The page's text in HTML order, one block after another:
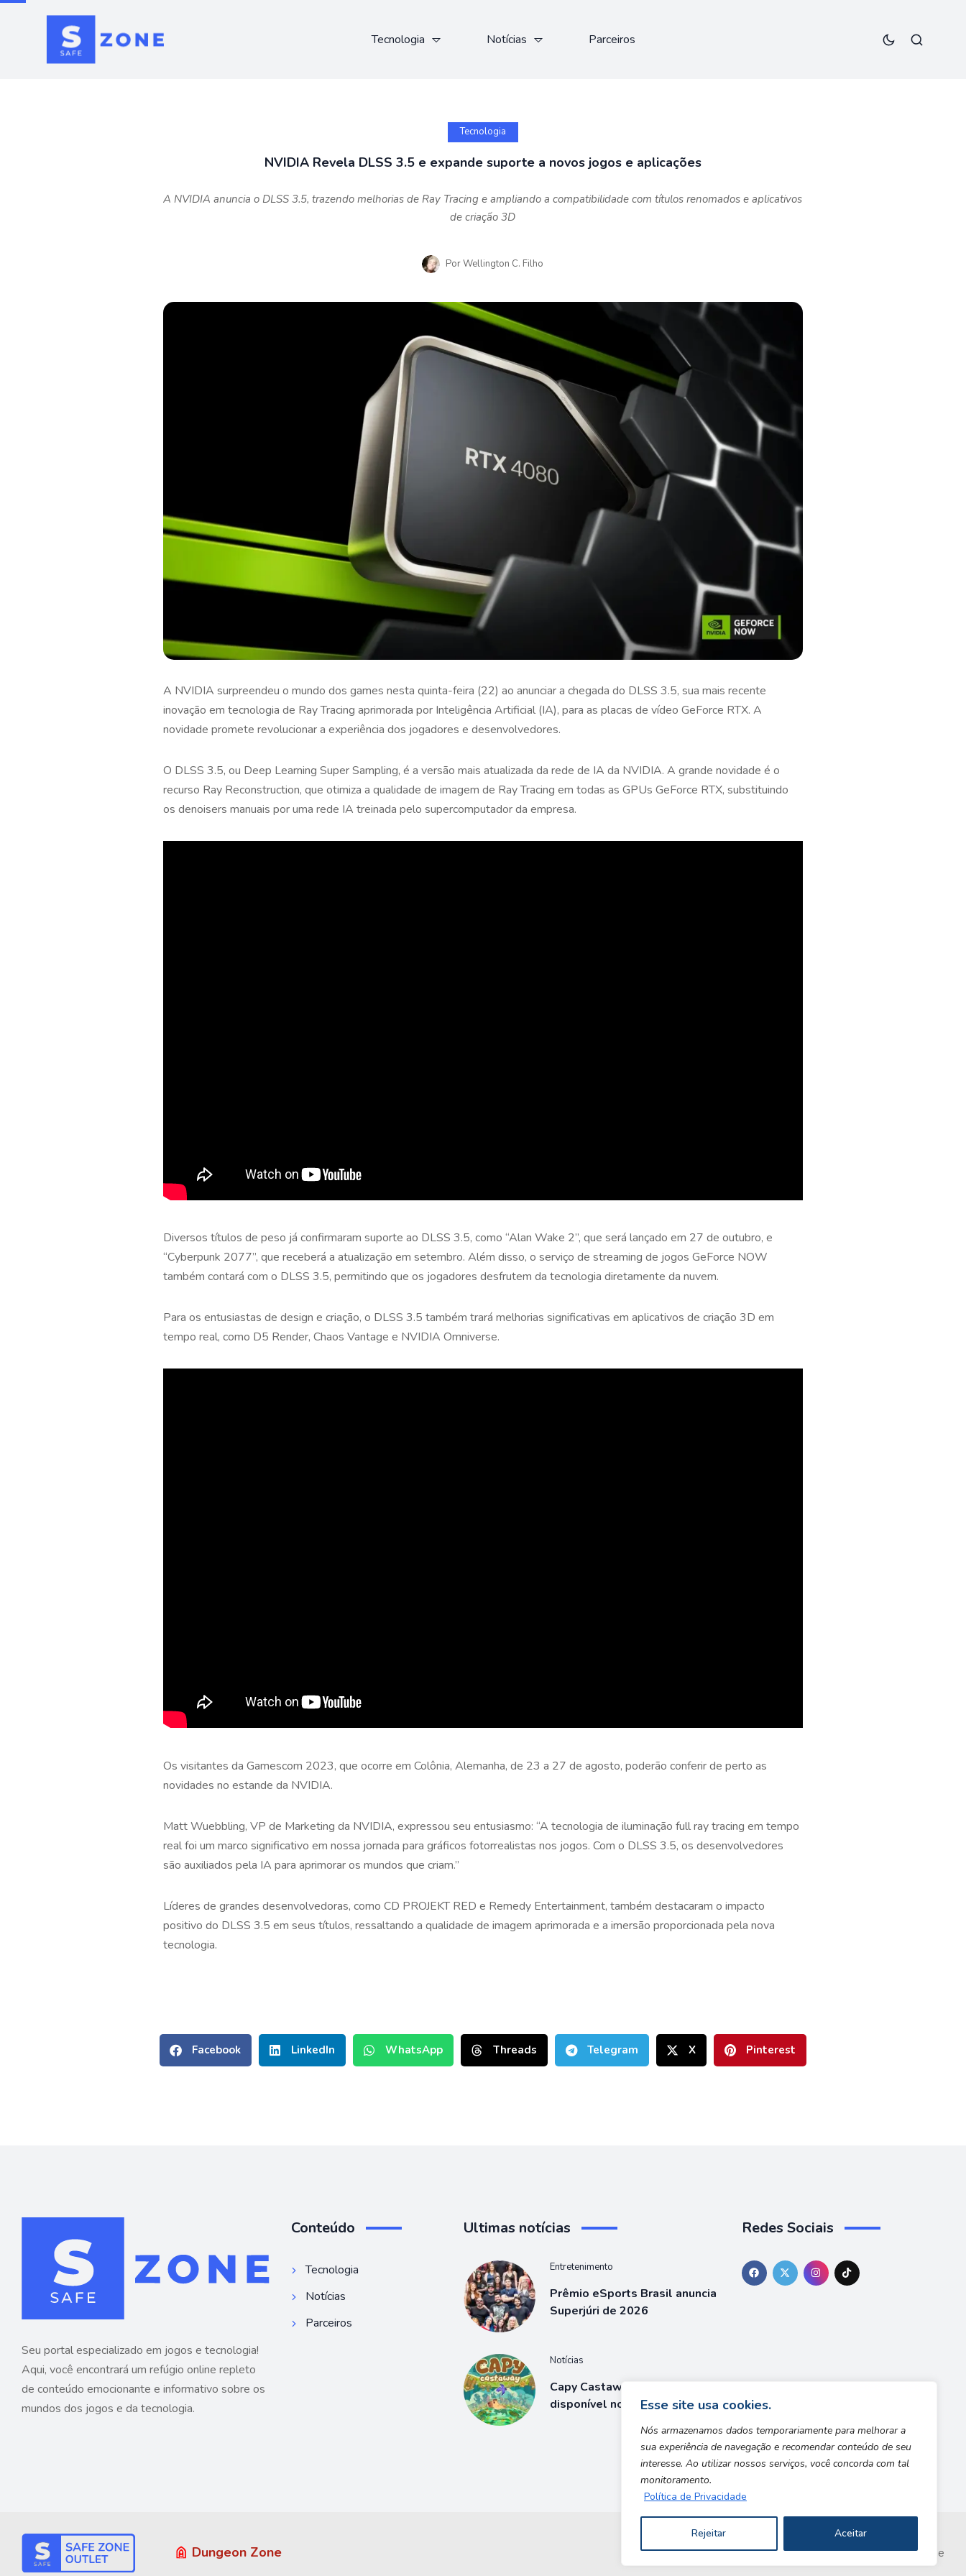
Esse site usa cookies.
Nós armazenamos dados temporariamente para melhorar a
sua experiência de navegação e recomendar conteúdo de seu
interesse. Ao utilizar nossos serviços, você concorda com tal
monitoramento.
Política de Privacidade
Rejeitar Aceitar
Tecnologia Notícias Parceiros
Tecnologia
NVIDIA Revela DLSS 3.5 e expande suporte a novos jogos e aplicações
A NVIDIA anuncia o DLSS 3.5, trazendo melhorias de Ray Tracing e ampliando a compatibilidade com títulos renomados e aplicativos
de criação 3D
PorWellington C. Filho
A NVIDIA surpreendeu o mundo dos games nesta quinta-feira (22) ao anunciar a chegada do DLSS 3.5, sua mais recente
inovação em tecnologia de Ray Tracing aprimorada por Inteligência Artificial (IA), para as placas de vídeo GeForce RTX. A
novidade promete revolucionar a experiência dos jogadores e desenvolvedores.
O DLSS 3.5, ou Deep Learning Super Sampling, é a versão mais atualizada da rede de IA da NVIDIA. A grande novidade é o
recurso Ray Reconstruction, que otimiza a qualidade de imagem de Ray Tracing em todas as GPUs GeForce RTX, substituindo
os denoisers manuais por uma rede IA treinada pelo supercomputador da empresa.
Diversos títulos de peso já confirmaram suporte ao DLSS 3.5, como “Alan Wake 2”, que será lançado em 27 de outubro, e
“Cyberpunk 2077”, que receberá a atualização em setembro. Além disso, o serviço de streaming de jogos GeForce NOW
também contará com o DLSS 3.5, permitindo que os jogadores desfrutem da tecnologia diretamente da nuvem.
Para os entusiastas de design e criação, o DLSS 3.5 também trará melhorias significativas em aplicativos de criação 3D em
tempo real, como D5 Render, Chaos Vantage e NVIDIA Omniverse.
Os visitantes da Gamescom 2023, que ocorre em Colônia, Alemanha, de 23 a 27 de agosto, poderão conferir de perto as
novidades no estande da NVIDIA.
Matt Wuebbling, VP de Marketing da NVIDIA, expressou seu entusiasmo: “A tecnologia de iluminação full ray tracing em tempo
real foi um marco significativo em nossa jornada para gráficos fotorrealistas nos jogos. Com o DLSS 3.5, os desenvolvedores
são auxiliados pela IA para aprimorar os mundos que criam.”
Líderes de grandes desenvolvedoras, como CD PROJEKT RED e Remedy Entertainment, também destacaram o impacto
positivo do DLSS 3.5 em seus títulos, ressaltando a qualidade de imagem aprimorada e a imersão proporcionada pela nova
tecnologia.
Facebook LinkedIn WhatsApp Threads Telegram X Pinterest
Seu portal especializado em jogos e tecnologia!
Aqui, você encontrará um refúgio online repleto
de conteúdo emocionante e informativo sobre os
mundos dos jogos e da tecnologia.
Conteúdo
Tecnologia
Notícias
Parceiros
Ultimas notícias
Entretenimento
Prêmio eSports Brasil anuncia
Superjúri de 2026
Notícias
Capy Castaway já está
disponível no Steam
Redes Sociais
Dungeon Zone Copyright © 2026 | Desenvolvido por Safe Zone